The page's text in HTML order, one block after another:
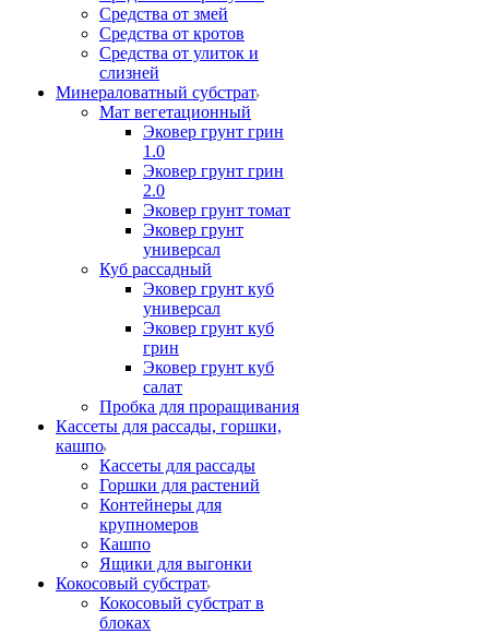
Средства от змей
Средства от кротов
Средства от улиток и
слизней
Минераловатный субстрат
Мат вегетационный
Эковер грунт грин
1.0
Эковер грунт грин
2.0
Эковер грунт томат
Эковер грунт
универсал
Куб рассадный
Эковер грунт куб
универсал
Эковер грунт куб
грин
Эковер грунт куб
салат
Пробка для проращивания
Кассеты для рассады, горшки,
кашпо
Кассеты для рассады
Горшки для растений
Контейнеры для
крупномеров
Кашпо
Ящики для выгонки
Кокосовый субстрат
Кокосовый субстрат в
блоках